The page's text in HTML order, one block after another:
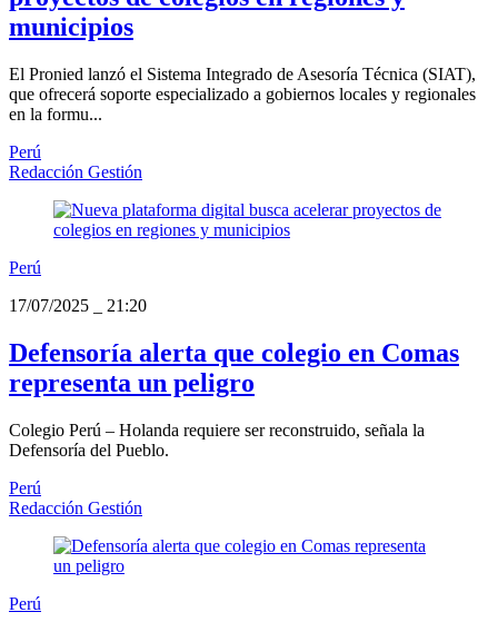
municipios
El Pronied lanzó el Sistema Integrado de Asesoría Técnica (SIAT),
que ofrecerá soporte especializado a gobiernos locales y regionales
en la formu...
Perú
Redacción Gestión
Perú
17/07/2025
21:20
Defensoría alerta que colegio en Comas
representa un peligro
Colegio Perú – Holanda requiere ser reconstruido, señala la
Defensoría del Pueblo.
Perú
Redacción Gestión
Perú